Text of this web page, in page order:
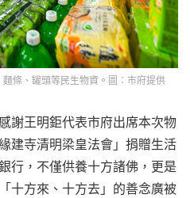
條、罐頭等民生物資。圖：市府提供
謝王明鉅代表市府出席本次物
建寺清明梁皇法會」捐贈生活
行，不僅供養十方諸佛，更是
十方來、十方去」的善念廣被